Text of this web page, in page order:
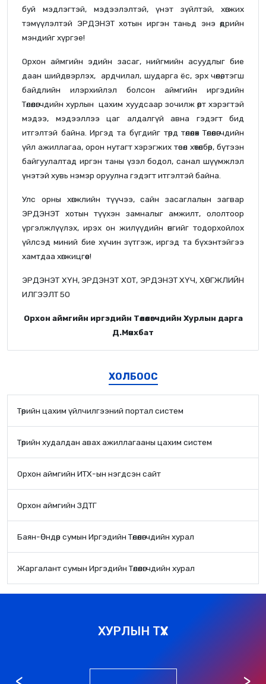
буй мэдлэгтэй, мэдээлэлтэй, үнэт зүйлтэй, хөгжих
тэмүүлэлтэй ЭРДЭНЭТ хотын иргэн таньд энэ өдрийн
мэндийг хүргэе!
Орхон аймгийн эдийн засаг, нийгмийн асуудлыг бие
даан шийдвэрлэх, ардчилал, шударга ёс, эрх чөлөө, тэгш
байдлийн илэрхийлэл болсон аймгийн иргэдийн
Төлөөлөгчдийн хурлын цахим хуудсаар зочилж өөрт хэрэгтэй
мэдээ, мэдээллээ цаг алдалгүй авна гэдэгт бид
итгэлтэй байна. Иргэд та бүгдийг төрд төлөөлөх Төлөөлөгчдийн
үйл ажиллагаа, орон нутагт хэрэгжих төсөл хөтөлбөр, бүтээн
байгуулалтад иргэн таны үзэл бодол, санал шүүмжлэл
үнэтэй хувь нэмэр оруулна гэдэгт итгэлтэй байна.
Улс орны хөгжлийн түүчээ, сайн засаглалын загвар
ЭРДЭНЭТ хотын түүхэн замналыг амжилт, ололтоор
үргэлжлүүлэх, ирэх он жилүүдийн өнгийг тодорхойлох
үйлсэд миний бие хүчин зүтгэж, иргэд та бүхэнтэйгээ
хамтдаа хөгжицгөөе!
ЭРДЭНЭТ ХҮН, ЭРДЭНЭТ ХОТ, ЭРДЭНЭТ ХҮЧ, ХӨГЖЛИЙН
ИЛГЭЭЛТ 50
Орхон аймгийн иргэдийн Төлөөлөгчдийн Хурлын дарга
Д.Мөнхбат
ХОЛБООС
Төрийн цахим үйлчилгээний портал систем
Төрийн худалдан авах ажиллагааны цахим систем
Орхон аймгийн ИТХ-ын нэгдсэн сайт
Орхон аймгийн ЗДТГ
Баян-Өндөр сумын Иргэдийн Төлөөлөгчдийн хурал
Жаргалант сумын Иргэдийн Төлөөлөгчдийн хурал
ХУРЛЫН ТҮҮХ